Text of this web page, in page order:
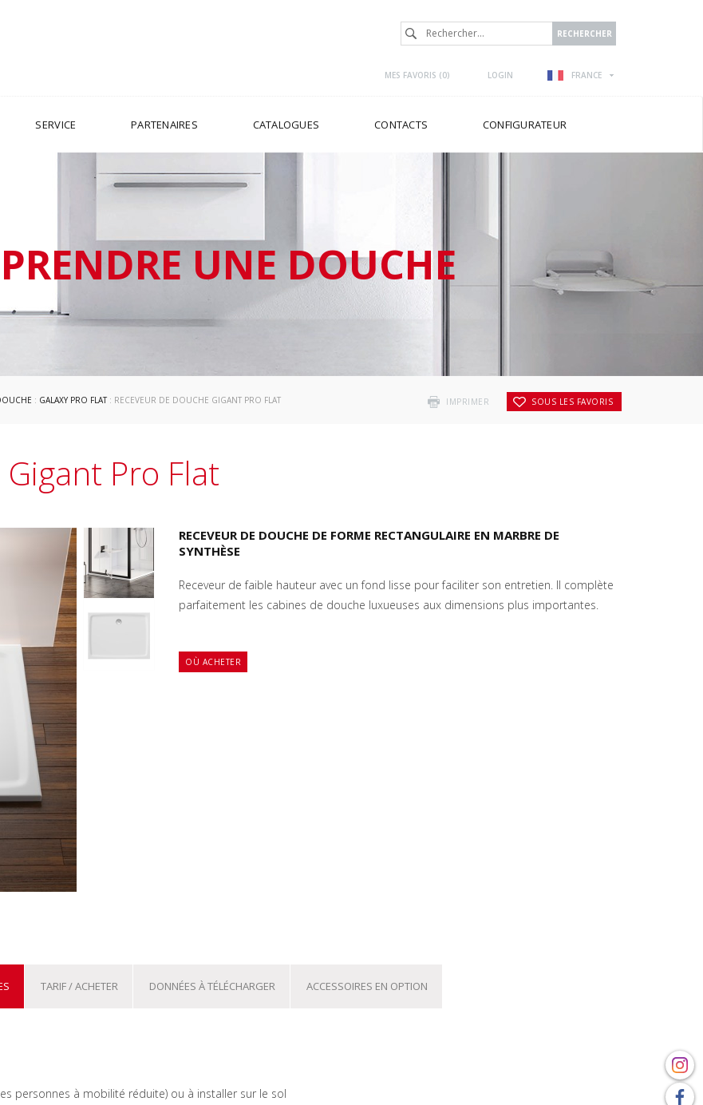
MES FAVORIS (0) LOGIN FRANCE
SERVICE PARTENAIRES CATALOGUES CONTACTS CONFIGURATEUR
UNE DOUCHE
IMPRIMER SOUS LES FAVORIS
: GALAXY PRO FLAT: RECEVEUR DE DOUCHE GIGANT PRO FLAT
Pro Flat
RECEVEUR DE DOUCHE DE FORME RECTANGULAIRE EN MARBRE DE
SYNTHÈSE
Receveur de faible hauteur avec un fond lisse pour faciliter son entretien. Il complète
parfaitement les cabines de douche luxueuses aux dimensions plus importantes.
OÙ ACHETER
TARIF / ACHETER DONNÉES À TÉLÉCHARGER ACCESSOIRES EN OPTION
personnes à mobilité réduite) ou à installer sur le sol